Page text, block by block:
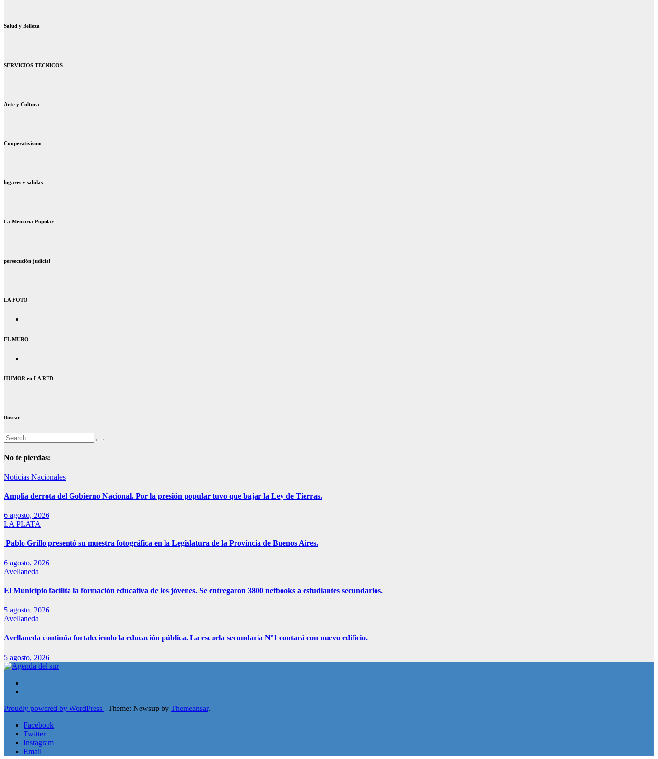
Salud y Belleza
SERVICIOS TECNICOS
Arte y Cultura
Cooperativismo
lugares y salidas
La Memoria Popular
persecución judicial
LA FOTO
EL MURO
HUMOR en LA RED
Buscar
No te pierdas:
Noticias Nacionales
Amplia derrota del Gobierno Nacional. Por la presión popular tuvo que bajar la Ley de Tierras.
6 agosto, 2026
LA PLATA
Pablo Grillo presentó su muestra fotográfica en la Legislatura de la Provincia de Buenos Aires.
6 agosto, 2026
Avellaneda
El Municipio facilita la formación educativa de los jóvenes. Se entregaron 3800 netbooks a estudiantes secundarios.
5 agosto, 2026
Avellaneda
Avellaneda continúa fortaleciendo la educación pública. La escuela secundaria Nº1 contará con nuevo edificio.
5 agosto, 2026
Proudly powered by WordPress | Theme: Newsup by Themeansar.
Facebook
Twitter
Instagram
Email